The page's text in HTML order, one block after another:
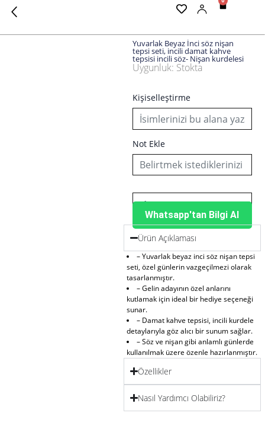
Cart
Yuvarlak Beyaz İnci söz nişan
tepsi seti, incili damat kahve
tepsisi incili söz- Nişan kurdelesi
Uygunluk: Stokta
Kişiselleştirme
Not Ekle
Yuvarlak
İnci
söz
nişan
tepsi
seti,
damat
kahve
incili
söz-
Nişan
kurdelesi
Whatsapp'tan Bilgi Al
Ürün Açıklaması
– Yuvarlak beyaz inci söz nişan tepsi
seti, özel günlerin vazgeçilmezi olarak
tasarlanmıştır.
– Gelin adayının özel anlarını
kutlamak için ideal bir hediye seçeneği
sunar.
– Damat kahve tepsisi, incili kurdele
detaylarıyla göz alıcı bir sunum sağlar.
– Söz ve nişan gibi anlamlı günlerde
kullanılmak üzere özenle hazırlanmıştır.
Özellikler
Nasıl Yardımcı Olabiliriz?